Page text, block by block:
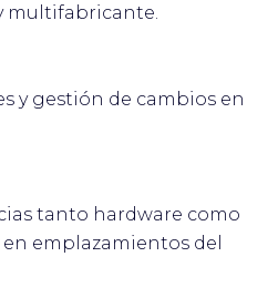
multifabricante.
y gestión de cambios en
tanto hardware como
emplazamientos del